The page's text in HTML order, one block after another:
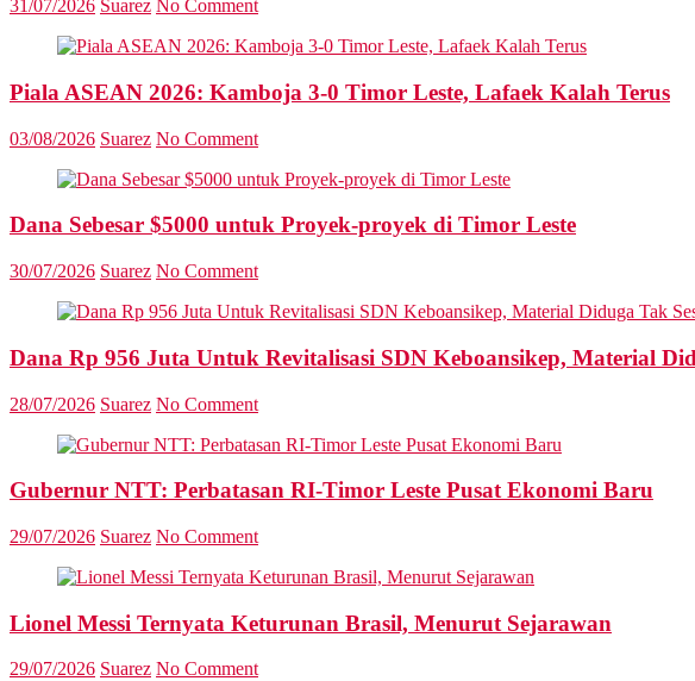
31/07/2026 Suarez No Comment
Piala ASEAN 2026: Kamboja 3-0 Timor Leste, Lafaek Kalah Terus
03/08/2026 Suarez No Comment
Dana Sebesar $5000 untuk Proyek-proyek di Timor Leste
30/07/2026 Suarez No Comment
Dana Rp 956 Juta Untuk Revitalisasi SDN Keboansikep, Material
28/07/2026 Suarez No Comment
Gubernur NTT: Perbatasan RI-Timor Leste Pusat Ekonomi Baru
29/07/2026 Suarez No Comment
Lionel Messi Ternyata Keturunan Brasil, Menurut Sejarawan
29/07/2026 Suarez No Comment